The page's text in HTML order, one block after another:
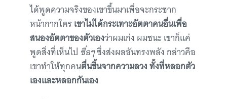
ได้พูดความจริงของเขาขึ้นมาเพื่อจะกระชาก
หน้ากากใครเขาไม่ได้กระเทาะอัตตาคนอื่นเพื่อ
สนองอัตตาของตัวเองว่าผมเก่ง ผมชนะ เขาก็แค่
พูดสิ่งที่เห็นไป ซื่อๆซึ่งส่งผลอันทรงพลัง กล่าวคือ
เขาทำให้ทุกคนตื่นขึ้นจากความลวงทั้งที่หลอกตัว
เองและหลอกกันเอง